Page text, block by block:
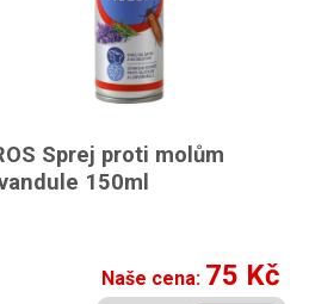
Sprej proti molům
150ml
Naše cena: 75 Kč